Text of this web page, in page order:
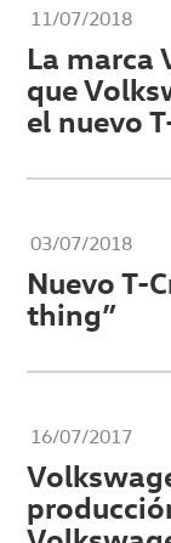
11/07/2018
La marca
que
el nuevo
03/07/2018
Nuevo T-
thing”
16/07/2017